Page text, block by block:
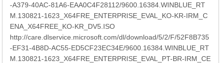
-A379-40AC-81A6-EAA0C4F28112/9600.16384.WINBLUE_RT
M.130821-1623_X64FRE_ENTERPRISE_EVAL_KO-KR-IRM_C
ENA_X64FREE_KO-KR_DV5.ISO
http://care.dlservice.microsoft.com/dl/download/5/2/F/52F8B735
-EF31-4B8D-AC55-ED5CF23EC34E/9600.16384.WINBLUE_RT
M.130821-1623_X64FRE_ENTERPRISE_EVAL_PT-BR-IRM_CE